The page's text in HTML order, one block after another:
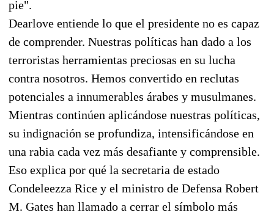
pie".
Dearlove entiende lo que el presidente no es capaz
de comprender. Nuestras políticas han dado a los
terroristas herramientas preciosas en su lucha
contra nosotros. Hemos convertido en reclutas
potenciales a innumerables árabes y musulmanes.
Mientras continúen aplicándose nuestras políticas,
su indignación se profundiza, intensificándose en
una rabia cada vez más desafiante y comprensible.
Eso explica por qué la secretaria de estado
Condeleezza Rice y el ministro de Defensa Robert
M. Gates han llamado a cerrar el símbolo más